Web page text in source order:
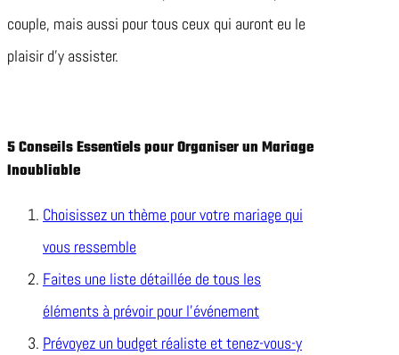
couple, mais aussi pour tous ceux qui auront eu le
plaisir d’y assister.
5 Conseils Essentiels pour Organiser un Mariage
Inoubliable
Choisissez un thème pour votre mariage qui
vous ressemble
Faites une liste détaillée de tous les
éléments à prévoir pour l’événement
Prévoyez un budget réaliste et tenez-vous-y